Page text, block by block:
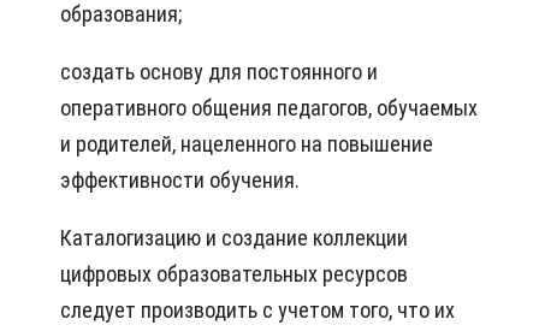
образования;
создать основу для постоянного и
оперативного общения педагогов, обучаемых
и родителей, нацеленного на повышение
эффективности обучения.
Каталогизацию и создание коллекции
цифровых образовательных ресурсов
следует производить с учетом того, что их